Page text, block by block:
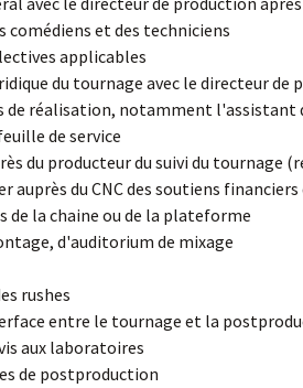
et des techniciens
applicables
du tournage avec le directeur de
de réalisation, notamment l'assistant
de service
du producteur du suivi du tournage
du CNC des soutiens
de la chaine ou de la plateforme
d'auditorium de mixage
rushes
entre le tournage et la
aux laboratoires
de postproduction